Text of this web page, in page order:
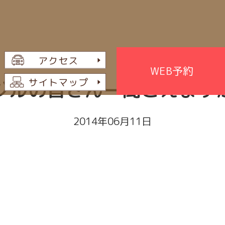
WEB予約
ルの皆さんー聞こえます
2014年06月11日